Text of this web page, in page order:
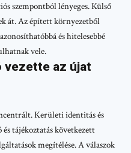
szempontból lényeges. Külső
át. Az épített környezetből
és hitelesebbé
vele.
vezette az újat
Kerületi identitás és
tájékoztatás következett
megítélése. A válaszok